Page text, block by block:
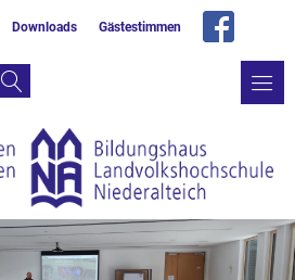
Downloads Gästestimmen